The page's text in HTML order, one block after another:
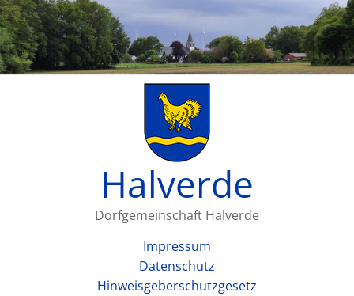
Halverde
Dorfgemeinschaft Halverde
Impressum
Datenschutz
Hinweisgeberschutzgesetz